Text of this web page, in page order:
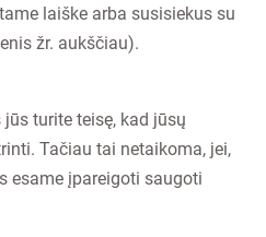
laiške arba susisiekus su
žr. aukščiau).
turite teisę, kad jūsų
Tačiau tai netaikoma, jei,
esame įpareigoti saugoti